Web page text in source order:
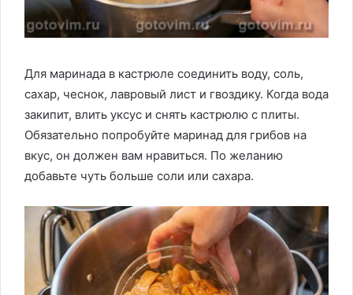
Для маринада в кастрюле соединить воду, соль,
сахар, чеснок, лавровый лист и гвоздику. Когда вода
закипит, влить уксус и снять кастрюлю с плиты.
Обязательно попробуйте маринад для грибов на
вкус, он должен вам нравиться. По желанию
добавьте чуть больше соли или сахара.